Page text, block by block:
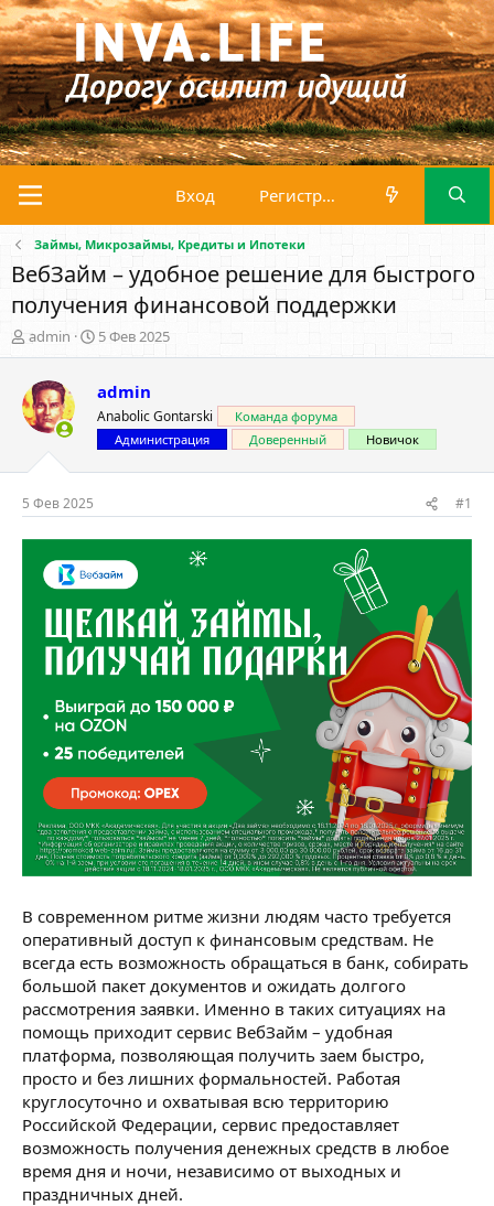
Вход Регистрация
Займы, Микрозаймы, Кредиты и Ипотеки
ВебЗайм – удобное решение для быстрого
получения финансовой поддержки
А
в
о
р
т
м
ы
admin
Д
а
а
н
а
ч
а
а
5 Фев 2025
admin
Anabolic Gontarski
Команда форума
Администрация
Доверенный Новичок
5 Фев 2025 #1
В современном ритме жизни людям часто требуется
оперативный доступ к финансовым средствам. Не
всегда есть возможность обращаться в банк, собирать
большой пакет документов и ожидать долгого
рассмотрения заявки. Именно в таких ситуациях на
помощь приходит сервис ВебЗайм – удобная
платформа, позволяющая получить заем быстро,
просто и без лишних формальностей. Работая
круглосуточно и охватывая всю территорию
Российской Федерации, сервис предоставляет
возможность получения денежных средств в любое
время дня и ночи, независимо от выходных и
праздничных дней.